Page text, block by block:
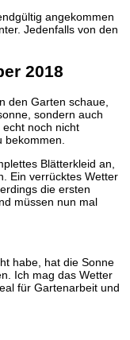
angekommen
Jedenfalls von den
2018
den Garten schaue,
sondern auch
noch nicht
Blätterkleid an,
Ein verrücktes Wetter
die ersten
müssen nun mal
habe, hat die Sonne
Ich mag das Wetter
für Gartenarbeit und